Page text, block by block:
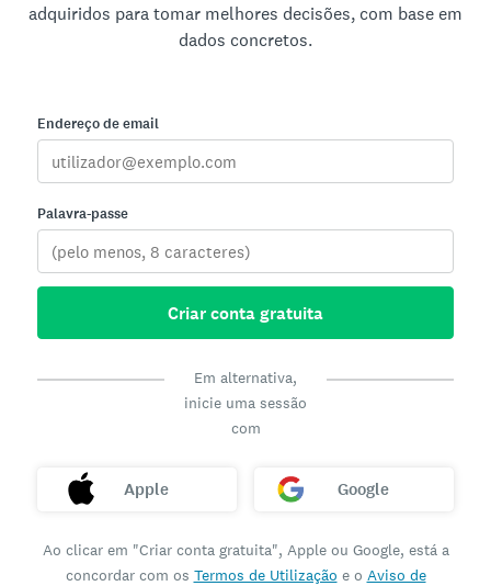
adquiridos para tomar melhores decisões, com base em
dados concretos.
Endereço de email
Palavra-passe
Criar conta gratuita
Em alternativa,
inicie uma sessão
com
Apple Google
Ao clicar em "Criar conta gratuita", Apple ou Google, está a
concordar com os Termos de Utilização e o Aviso de